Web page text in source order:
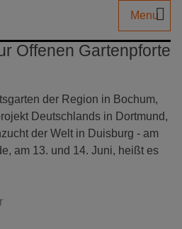
Menu
Offenen Gartenpforte
der Region in Bochum,
Deutschlands in Dortmund,
der Welt in Duisburg - am
am 13. und 14. Juni, heißt es